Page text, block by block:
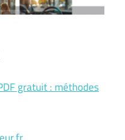
gratuit : méthodes